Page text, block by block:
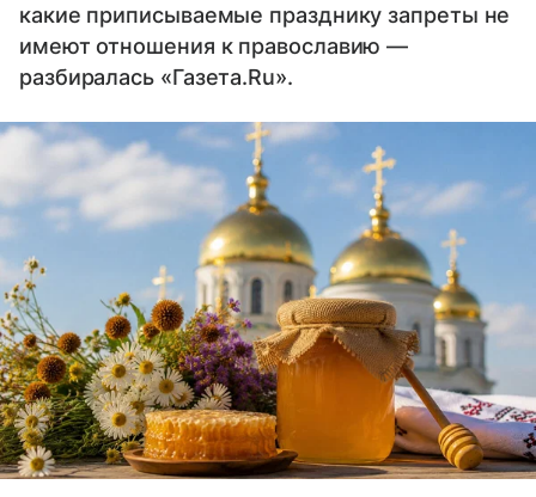
какие приписываемые празднику запреты не
имеют отношения к православию —
разбиралась «Газета.Ru».